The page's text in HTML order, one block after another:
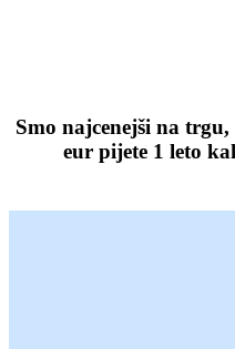
Smo najcenejši na
eur pijete 1 leto